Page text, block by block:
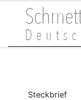
Steckbrief